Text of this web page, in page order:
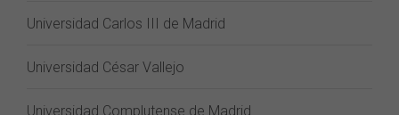
Universidad Carlos III de Madrid
Universidad César Vallejo
Universidad Complutense de Madrid